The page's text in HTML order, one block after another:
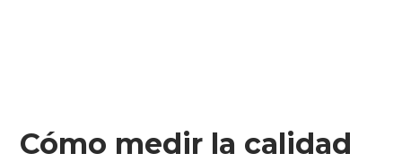
Cómo medir la calidad